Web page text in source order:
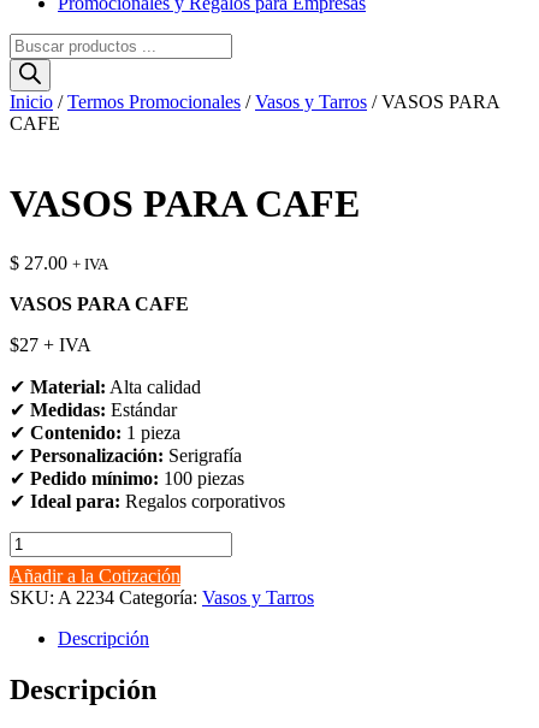
Búsqueda
de
productos
Inicio /Termos Promocionales /Vasos y Tarros / VASOS PARA
CAFE
VASOS PARA CAFE
$ 27.00 + IVA
VASOS PARA CAFE
$27 + IVA
✔ Material: Alta calidad
✔ Medidas: Estándar
✔ Contenido: 1 pieza
✔ Personalización: Serigrafía
✔ Pedido mínimo: 100 piezas
✔ Ideal para: Regalos corporativos
VASOS
PARA
CAFE
cantidad
Añadir a la Cotización
SKU: A 2234 Categoría: Vasos y Tarros
Descripción
Descripción